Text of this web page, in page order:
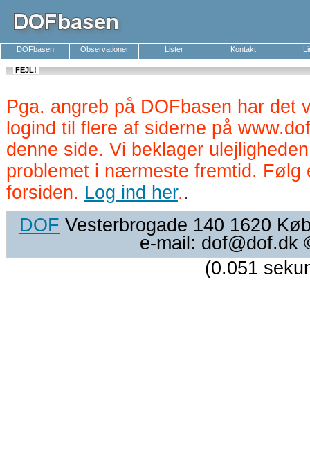
DOFbasen Observationer Lister Kontakt
FEJL!
Pga. angreb på DOFbasen har
logind til flere af siderne på
denne side. Vi beklager
problemet i nærmeste fremtid. Følg
forsiden. Log ind her..
DOF Vesterbrogade 140 1620
e-mail: dof@dof.dk
(0.051